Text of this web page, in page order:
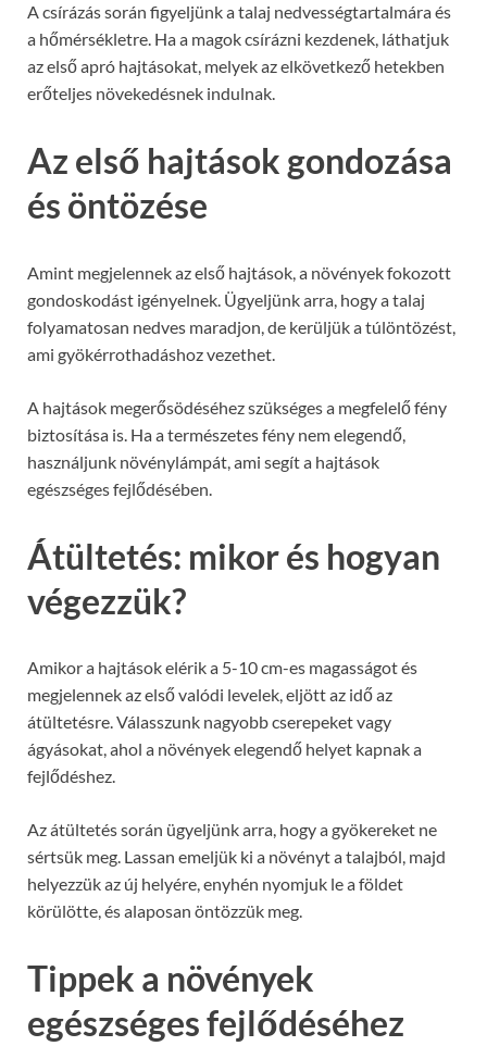
A csírázás során figyeljünk a talaj nedvességtartalmára és
a hőmérsékletre. Ha a magok csírázni kezdenek, láthatjuk
az első apró hajtásokat, melyek az elkövetkező hetekben
erőteljes növekedésnek indulnak.
Az első hajtások gondozása
és öntözése
Amint megjelennek az első hajtások, a növények fokozott
gondoskodást igényelnek. Ügyeljünk arra, hogy a talaj
folyamatosan nedves maradjon, de kerüljük a túlöntözést,
ami gyökérrothadáshoz vezethet.
A hajtások megerősödéséhez szükséges a megfelelő fény
biztosítása is. Ha a természetes fény nem elegendő,
használjunk növénylámpát, ami segít a hajtások
egészséges fejlődésében.
Átültetés: mikor és hogyan
végezzük?
Amikor a hajtások elérik a 5-10 cm-es magasságot és
megjelennek az első valódi levelek, eljött az idő az
átültetésre. Válasszunk nagyobb cserepeket vagy
ágyásokat, ahol a növények elegendő helyet kapnak a
fejlődéshez.
Az átültetés során ügyeljünk arra, hogy a gyökereket ne
sértsük meg. Lassan emeljük ki a növényt a talajból, majd
helyezzük az új helyére, enyhén nyomjuk le a földet
körülötte, és alaposan öntözzük meg.
Tippek a növények
egészséges fejlődéséhez